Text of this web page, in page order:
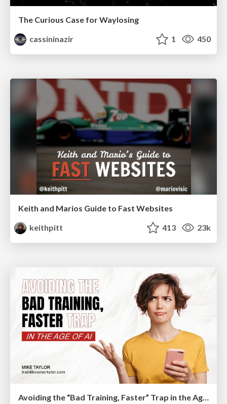
The Curious Case for Waylosing
cassininazir
1 450
Keith and Marios Guide to Fast Websites
keithpitt
413 23k